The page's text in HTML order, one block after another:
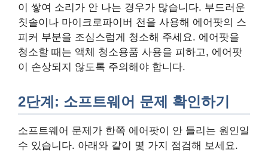
이 쌓여 소리가 안 나는 경우가 많습니다. 부드러운
칫솔이나 마이크로파이버 천을 사용해 에어팟의 스
피커 부분을 조심스럽게 청소해 주세요. 에어팟을
청소할 때는 액체 청소용품 사용을 피하고, 에어팟
이 손상되지 않도록 주의해야 합니다.
2단계: 소프트웨어 문제 확인하기
소프트웨어 문제가 한쪽 에어팟이 안 들리는 원인일
수 있습니다. 아래와 같이 몇 가지 점검해 보세요.